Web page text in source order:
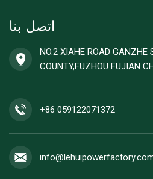
اتصل بنا
NO.2 XIAHE ROAD GANZHE
COUNTY,FUZHOU FUJIAN
+86 059122071372